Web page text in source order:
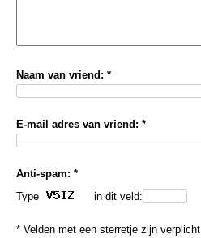
Naam van vriend: *
E-mail adres van vriend: *
Anti-spam: *
Type
in dit veld:
* Velden met een sterretje zijn verplicht